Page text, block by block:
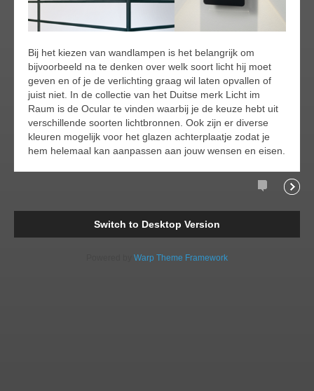
Bij het kiezen van wandlampen is het belangrijk om
bijvoorbeeld na te denken over welk soort licht hij moet
geven en of je de verlichting graag wil laten opvallen of
juist niet. In de collectie van het Duitse merk Licht im
Raum is de Ocular te vinden waarbij je de keuze hebt uit
verschillende soorten lichtbronnen. Ook zijn er diverse
kleuren mogelijk voor het glazen achterplaatje zodat je
hem helemaal kan aanpassen aan jouw wensen en eisen.
Comments
Switch to Desktop Version
Warp Theme Framework